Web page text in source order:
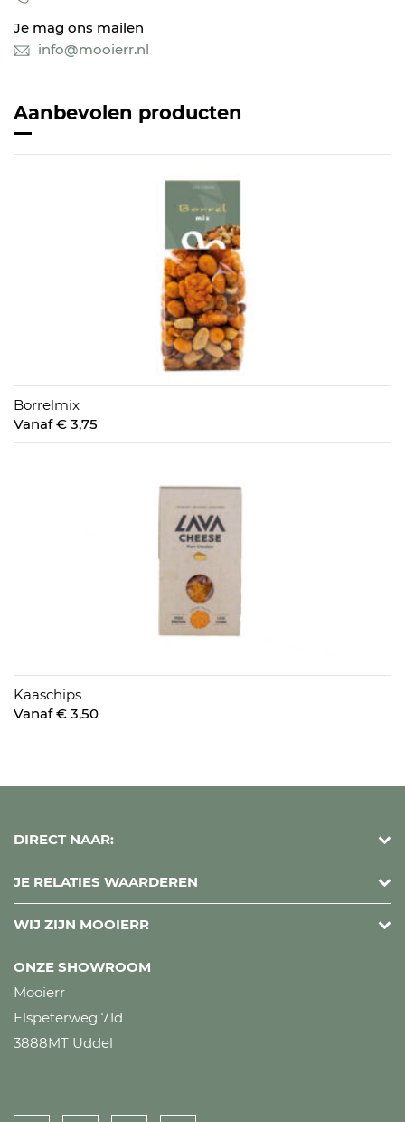
Je mag ons mailen
info@mooierr.nl
Aanbevolen producten
Borrelmix
Vanaf € 3,75
Kaaschips
Vanaf € 3,50
DIRECT NAAR:
JE RELATIES WAARDEREN
WIJ ZIJN MOOIERR
ONZE SHOWROOM
Mooierr
Elspeterweg 71d
3888MT Uddel